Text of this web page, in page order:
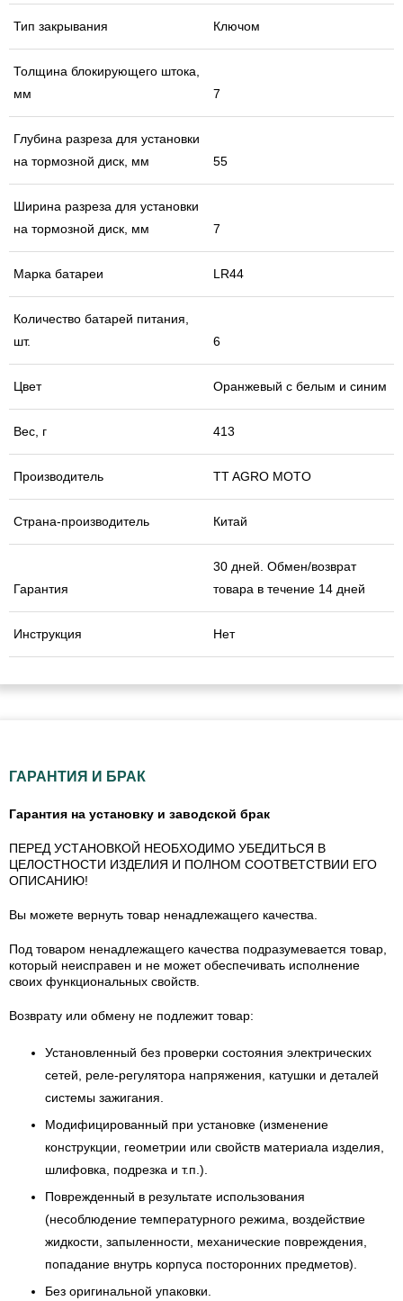
Тип закрывания Ключом
Толщина блокирующего штока,
мм
7
Глубина разреза для установки
на тормозной диск, мм
55
Ширина разреза для установки
на тормозной диск, мм
7
Марка батареи LR44
Количество батарей питания,
шт.
6
Цвет Оранжевый с белым и синим
Вес, г 413
Производитель TT AGRO MOTO
Страна-производитель Китай
Гарантия
30 дней. Обмен/возврат
товара в течение 14 дней
Инструкция Нет
ГАРАНТИЯ И БРАК
Гарантия на установку и заводской брак
ПЕРЕД УСТАНОВКОЙ НЕОБХОДИМО УБЕДИТЬСЯ В
ЦЕЛОСТНОСТИ ИЗДЕЛИЯ И ПОЛНОМ СООТВЕТСТВИИ ЕГО
ОПИСАНИЮ!
Вы можете вернуть товар ненадлежащего качества.
Под товаром ненадлежащего качества подразумевается товар,
который неисправен и не может обеспечивать исполнение
своих функциональных свойств.
Возврату или обмену не подлежит товар:
Установленный без проверки состояния электрических
сетей, реле-регулятора напряжения, катушки и деталей
системы зажигания.
Модифицированный при установке (изменение
конструкции, геометрии или свойств материала изделия,
шлифовка, подрезка и т.п.).
Поврежденный в результате использования
(несоблюдение температурного режима, воздействие
жидкости, запыленности, механические повреждения,
попадание внутрь корпуса посторонних предметов).
Без оригинальной упаковки.